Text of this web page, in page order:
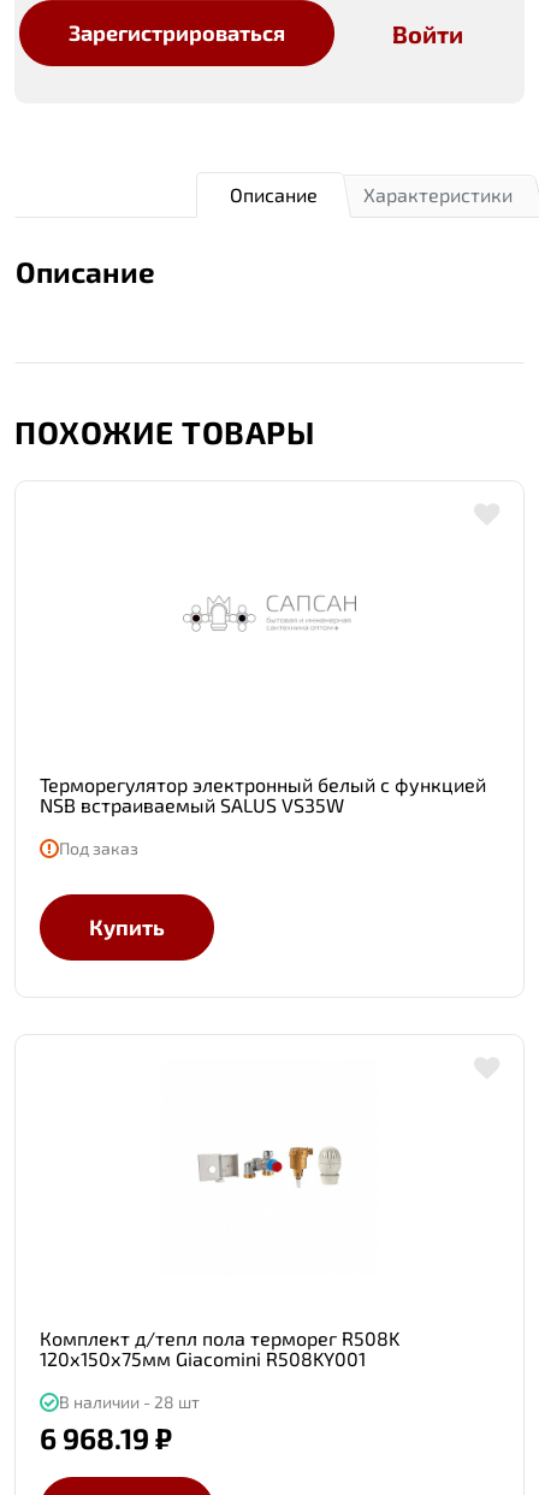
Зарегистрироваться Войти
Характеристики
Описание
Описание
ПОХОЖИЕ ТОВАРЫ
Терморегулятор электронный белый с функцией
NSB встраиваемый SALUS VS35W
Под заказ
Купить
Комплект д/тепл пола терморег R508K
120х150х75мм Giacomini R508KY001
В наличии - 28 шт
6 968.19 ₽